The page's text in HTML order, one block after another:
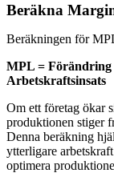
Beräkna
Beräkningen för
MPL =
Arbetskraftsinsats
Om ett företag ökar
produktionen stiger
Denna beräkning
ytterligare
optimera